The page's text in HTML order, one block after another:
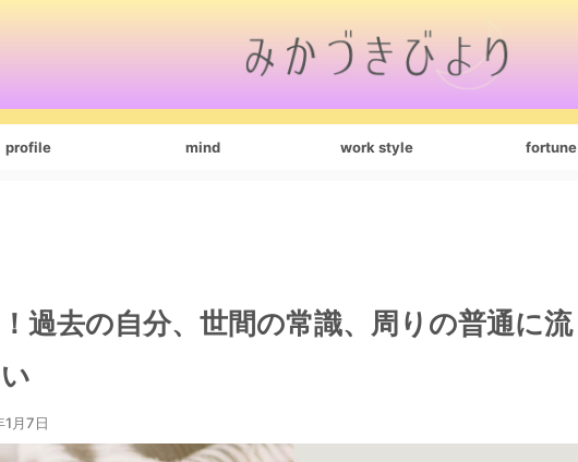
profile mind work style fortune
過去の自分、世間の常識、周りの普通に流
月7日